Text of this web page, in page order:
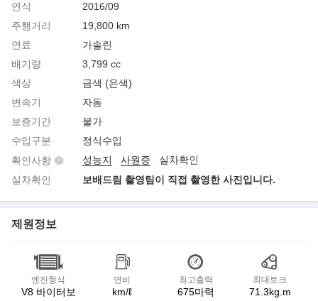
연식
2016/09
주행거리
19,800 km
연료
가솔린
배기량
3,799 cc
색상
금색 (은색)
변속기
자동
보증기간
불가
수입구분
정식수입
확인사항
성능지 사원증
실차확인
실차확인
보배드림 촬영팀이 직접 촬영한 사진입니다.
제원정보
엔진형식
V8 바이터보
연비
km/ℓ
최고출력
675마력
최대토크
71.3kg.m